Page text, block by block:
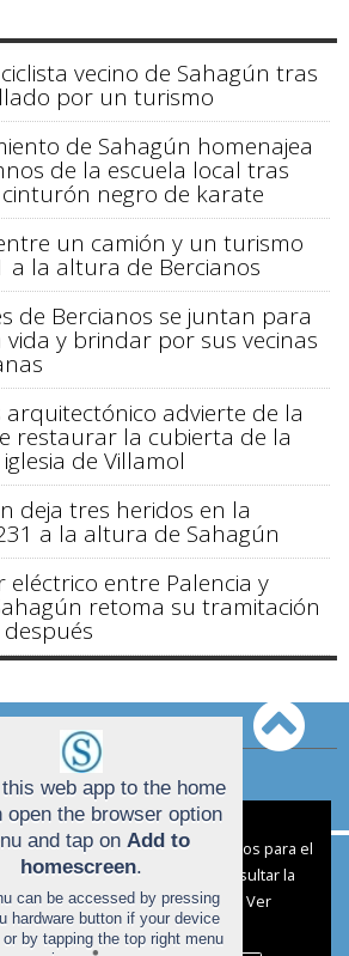
vecino de Sahagún tras
por un turismo
de Sahagún homenajea
de la escuela local tras
negro de karate
un camión y un turismo
a la altura de Bercianos
de Bercianos se juntan para
y brindar por sus vecinas
arquitectónico advierte de la
restaurar la cubierta de la
de Villamol
deja tres heridos en la
a la altura de Sahagún
eléctrico entre Palencia y
retoma su tramitación
Digital:
TÉRMINOS DE USO
de uso|Protección de
sobre el Uso de cookies:
cookies nuestras y de terceros para el
del digital. Puedes consultar la
cookies y como desconectarlas.
Ver
Política de Privacidad y Cookies
web app to the home
open the browser option
and tap on Add to
homescreen.
can be accessed by pressing
hardware button if your device
or by tapping the top right menu